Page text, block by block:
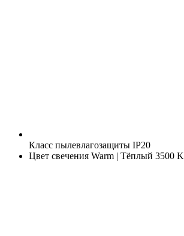
Класс пылевлагозащиты IP20
Цвет свечения Warm | Тёплый 3500 K